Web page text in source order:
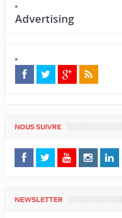
Advertising
NOUS SUIVRE
NEWSLETTER